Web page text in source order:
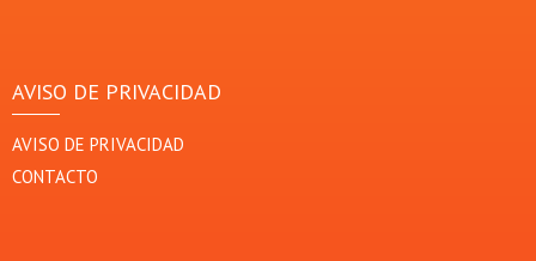
AVISO DE PRIVACIDAD
AVISO DE PRIVACIDAD
CONTACTO